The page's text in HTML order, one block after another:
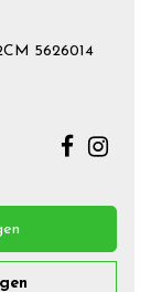
5626014